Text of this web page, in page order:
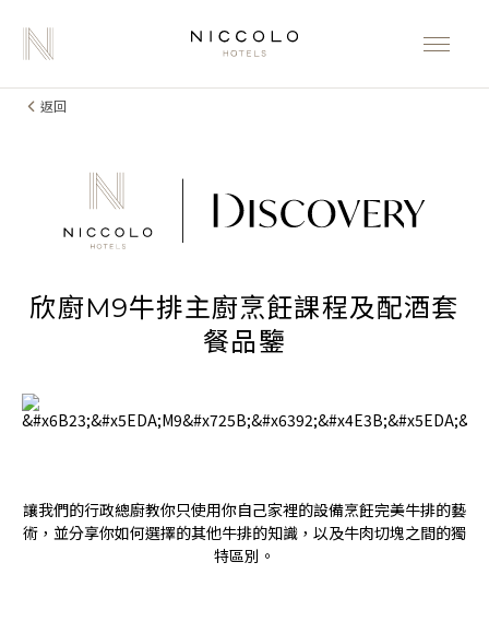
返回
欣廚M9牛排主廚烹飪課程及配酒套
餐品鑒
讓我們的行政總廚教你只使用你自己家裡的設備烹飪完美牛排的藝
術，並分享你如何選擇的其他牛排的知識，以及牛肉切塊之間的獨
特區別。